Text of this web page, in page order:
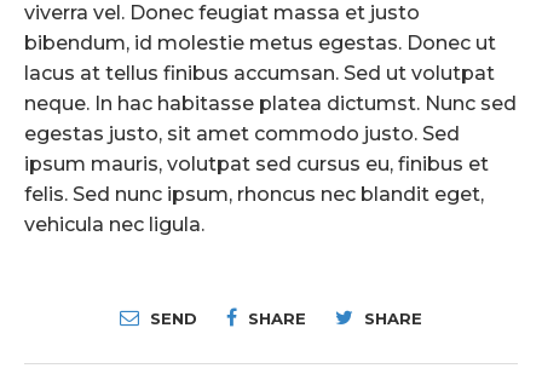
viverra vel. Donec feugiat massa et justo
bibendum, id molestie metus egestas. Donec ut
lacus at tellus finibus accumsan. Sed ut volutpat
neque. In hac habitasse platea dictumst. Nunc sed
egestas justo, sit amet commodo justo. Sed
ipsum mauris, volutpat sed cursus eu, finibus et
felis. Sed nunc ipsum, rhoncus nec blandit eget,
vehicula nec ligula.
SEND SHARE SHARE